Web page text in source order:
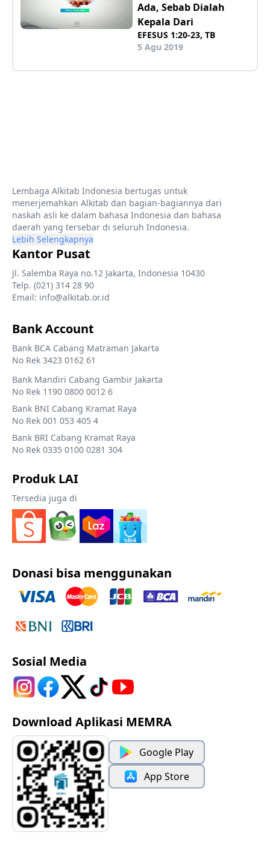
Ada, Sebab Dialah
Kepala Dari
EFESUS 1:20-23, TB
5 Agu 2019
Lembaga Alkitab Indonesia bertugas untuk
menerjemahkan Alkitab dan bagian-bagiannya dari
naskah asli ke dalam bahasa Indonesia dan bahasa
daerah yang tersebar di seluruh Indonesia.
Lebih Selengkapnya
Kantor Pusat
Jl. Salemba Raya no.12 Jakarta, Indonesia 10430
Telp. (021) 314 28 90
Email: info@alkitab.or.id
Bank Account
Bank BCA Cabang Matraman Jakarta
No Rek 3423 0162 61
Bank Mandiri Cabang Gambir Jakarta
No Rek 1190 0800 0012 6
Bank BNI Cabang Kramat Raya
No Rek 001 053 405 4
Bank BRI Cabang Kramat Raya
No Rek 0335 0100 0281 304
Produk LAI
Tersedia juga di
Donasi bisa menggunakan
Sosial Media
Download Aplikasi MEMRA
Google Play
App Store